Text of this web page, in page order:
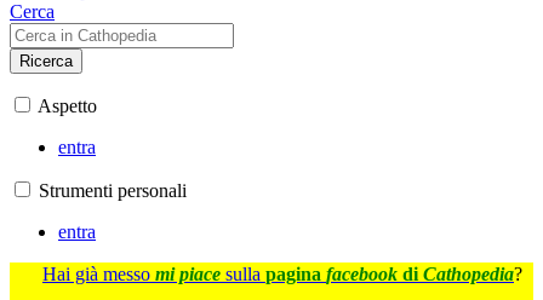
Cerca
Ricerca
Aspetto
entra
Strumenti personali
entra
Hai già messo mi piace sulla pagina facebook di Cathopedia?